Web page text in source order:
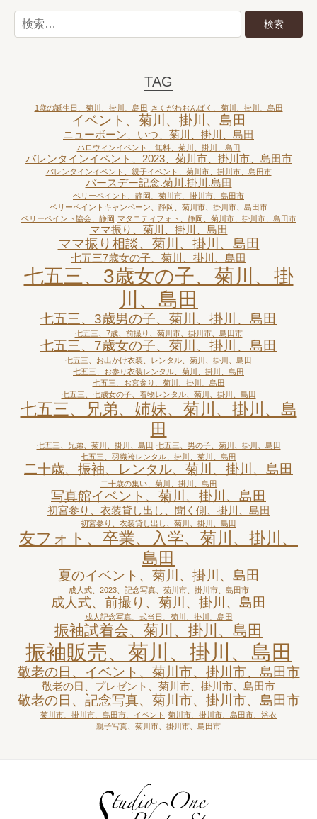
TAG
1歳の誕生日、菊川、掛川、島田 きくがわおんぱく、菊川、掛川、島田
イベント、菊川、掛川、島田
ニューボーン、いつ、菊川、掛川、島田
ハロウィンイベント、無料、菊川、掛川、島田
バレンタインイベント、2023、菊川市、掛川市、島田市
バレンタインイベント、親子イベント、菊川市、掛川市、島田市
バースデー記念.菊川.掛川.島田
ベリーペイント、静岡、菊川市、掛川市、島田市
ベリーペイントキャンペーン、静岡、菊川市、掛川市、島田市
ベリーペイント協会、静岡 マタニティフォト、静岡、菊川市、掛川市、島田市
ママ振り、菊川、掛川、島田
ママ振り相談、菊川、掛川、島田
七五三7歳女の子、菊川、掛川、島田
七五三、3歳女の子、菊川、掛
川、島田
七五三、3歳男の子、菊川、掛川、島田
七五三、7歳、前撮り、菊川市、掛川市、島田市
七五三、7歳女の子、菊川、掛川、島田
七五三、お出かけ衣装、レンタル、菊川、掛川、島田
七五三、お参り衣装レンタル、菊川、掛川、島田
七五三、お宮参り、菊川、掛川、島田
七五三、七歳女の子、着物レンタル、菊川、掛川、島田
七五三、兄弟、姉妹、菊川、掛川、島
田
七五三、兄弟、菊川、掛川、島田 七五三、男の子、菊川、掛川、島田
七五三、羽織袴レンタル、掛川、菊川、島田
二十歳、振袖、レンタル、菊川、掛川、島田
二十歳の集い、菊川、掛川、島田
写真館イベント、菊川、掛川、島田
初宮参り、衣装貸し出し、聞く側、掛川、島田
初宮参り、衣装貸し出し、菊川、掛川、島田
友フォト、卒業、入学、菊川、掛川、
島田
夏のイベント、菊川、掛川、島田
成人式、2023、記念写真、菊川市、掛川市、島田市
成人式、前撮り、菊川、掛川、島田
成人記念写真、式当日、菊川、掛川、島田
振袖試着会、菊川、掛川、島田
振袖販売、菊川、掛川、島田
敬老の日、イベント、菊川市、掛川市、島田市
敬老の日、プレゼント、菊川市、掛川市、島田市
敬老の日、記念写真、菊川市、掛川市、島田市
菊川市、掛川市、島田市、イベント 菊川市、掛川市、島田市、浴衣
親子写真、菊川市、掛川市、島田市